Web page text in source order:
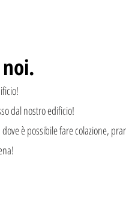
dal nostro edificio!
è possibile fare colazione,